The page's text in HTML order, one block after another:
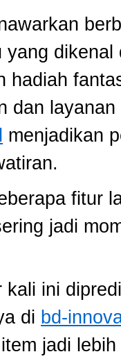
hadiah
dan
menjadikan
fitur
jadi
kali ini
di bd-
jadi